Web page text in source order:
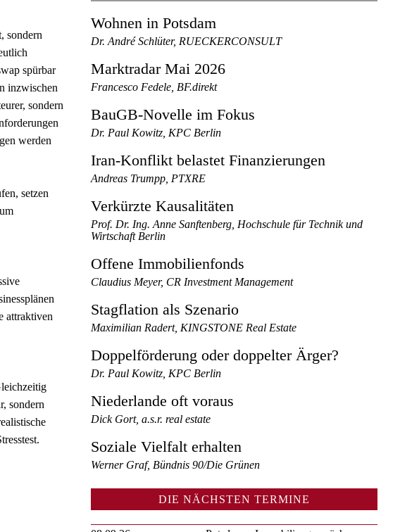
sondern
spürbar
inzwischen
sondern
werden
setzen
attraktiven
sondern
Wohnen in Potsdam
Dr. André Schlüter, RUECKERCONSULT
Marktradar Mai 2026
Francesco Fedele, BF.direkt
BauGB-Novelle im Fokus
Dr. Paul Kowitz, KPC Berlin
Iran-Konflikt belastet Finanzierungen
Andreas Trumpp, PTXRE
Verkürzte Kausalitäten
Prof. Dr. Ing. Anne Sanftenberg, Hochschule für Technik und
Wirtschaft Berlin
Offene Immobilienfonds
Claudius Meyer, CR Investment Management
Stagflation als Szenario
Maximilian Radert, KINGSTONE Real Estate
Doppelförderung oder doppelter Ärger?
Dr. Paul Kowitz, KPC Berlin
Niederlande oft voraus
Dick Gort, a.s.r. real estate
Soziale Vielfalt erhalten
Werner Graf, Bündnis 90/Die Grünen
DIE NÄCHSTEN TERMINE